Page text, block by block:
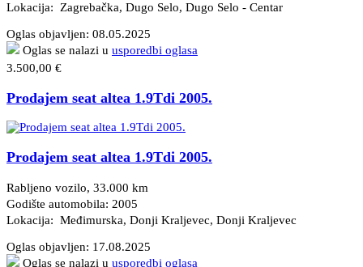
Lokacija: Zagrebačka, Dugo Selo, Dugo Selo - Centar
Oglas objavljen: 08.05.2025
Oglas se nalazi u usporedbi oglasa
3.500,00 €
Prodajem seat altea 1.9Tdi 2005.
Prodajem seat altea 1.9Tdi 2005.
Rabljeno vozilo, 33.000 km
Godište automobila: 2005
Lokacija: Međimurska, Donji Kraljevec, Donji Kraljevec
Oglas objavljen: 17.08.2025
Oglas se nalazi u usporedbi oglasa